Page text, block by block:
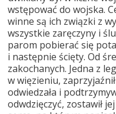
wstępować do wojska.
winne są ich związki z
wszystkie zaręczyny i
parom pobierać się
i następnie ścięty. Od
zakochanych. Jedna z
w więzieniu,
odwiedzała i
odwdzięczyć, zostawił